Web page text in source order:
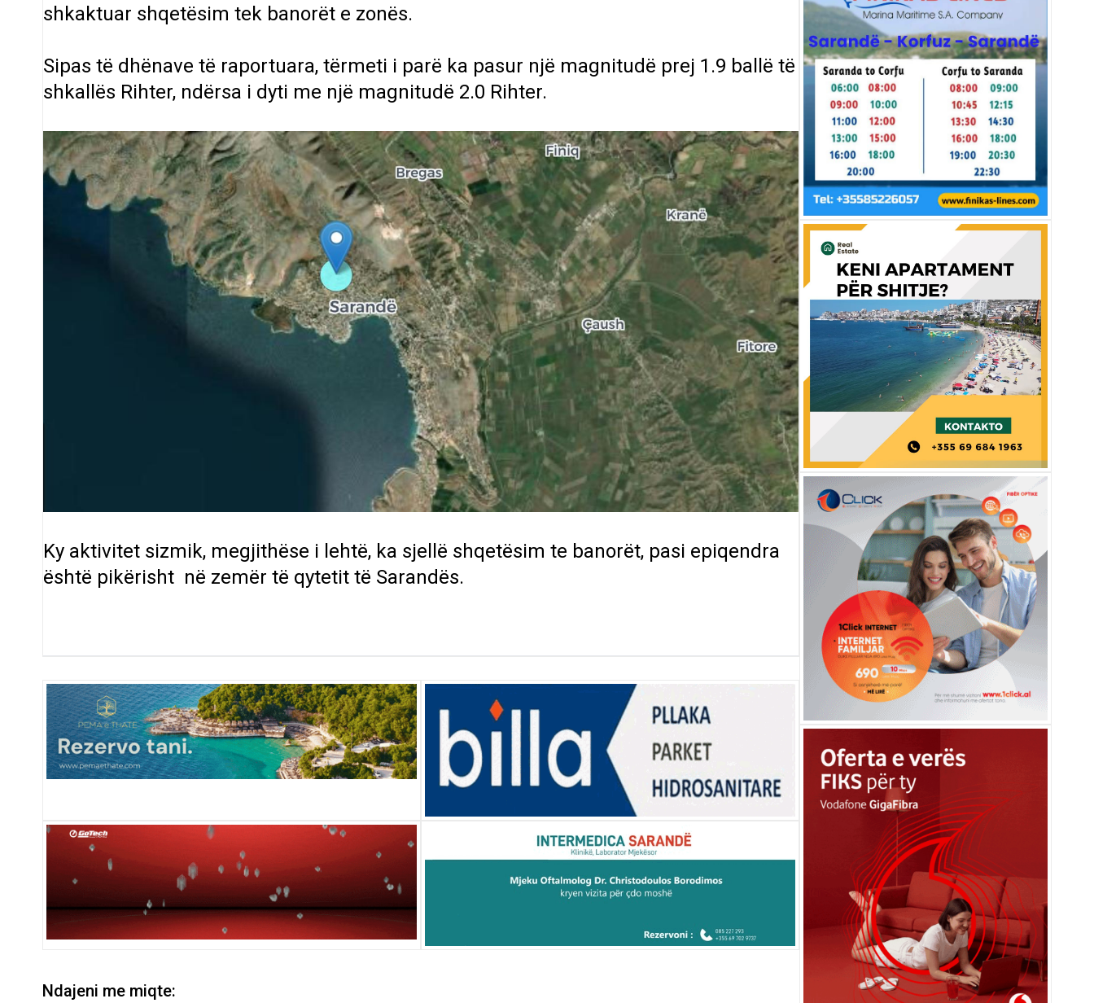
shkaktuar shqetësim tek banorët e zonës.
Sipas të dhënave të raportuara, tërmeti i parë ka pasur një magnitudë prej 1.9 ballë të
shkallës Rihter, ndërsa i dyti me një magnitudë 2.0 Rihter.
Ky aktivitet sizmik, megjithëse i lehtë, ka sjellë shqetësim te banorët, pasi epiqendra
është pikërisht në zemër të qytetit të Sarandës.
Ndajeni me miqte: